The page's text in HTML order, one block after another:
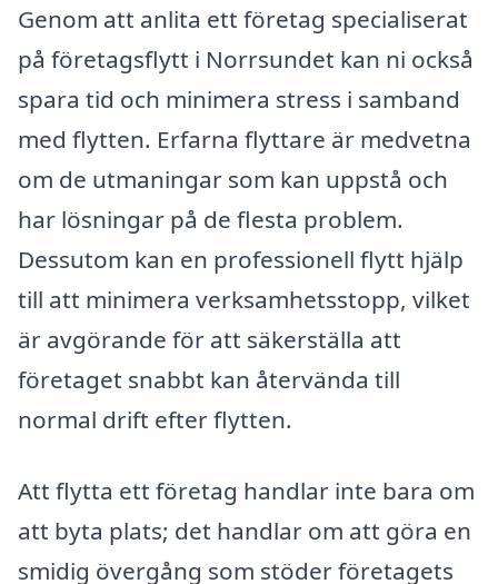
Genom att anlita ett företag specialiserat
på företagsflytt i Norrsundet kan ni också
spara tid och minimera stress i samband
med flytten. Erfarna flyttare är medvetna
om de utmaningar som kan uppstå och
har lösningar på de flesta problem.
Dessutom kan en professionell flytt hjälp
till att minimera verksamhetsstopp, vilket
är avgörande för att säkerställa att
företaget snabbt kan återvända till
normal drift efter flytten.
Att flytta ett företag handlar inte bara om
att byta plats; det handlar om att göra en
smidig övergång som stöder företagets